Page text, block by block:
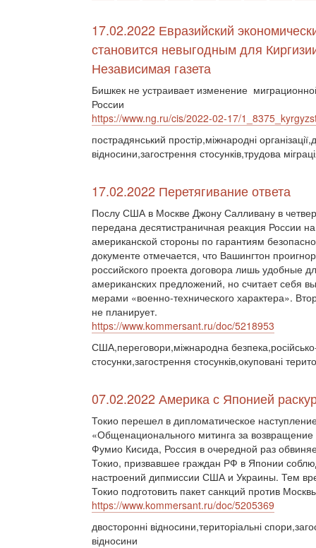
17.02.2022 Евразийский
становится невыгодным для
Независимая газета
Бишкек не устраивает изменение
России
https://www.ng.ru/cis/2022-02-17/
пострадянський простір,міжнародні
відносини,загострення стосунків,трудова
17.02.2022 Перетягивание ответа
Послу США в Москве Джону Салливану в
передана десятистраничная реакция России
американской стороны по гарантиям
документе отмечается, что Вашингтон
российского проекта договора лишь удобные
американских предложений, но считает себя
мерами «военно-технического характера».
не планирует.
https://www.kommersant.ru/doc/5218953
США,переговори,міжнародна безпека,російсько-
стосунки,загострення стосунків,окуповані
07.02.2022 Америка с Японией
Токио перешел в дипломатическое
«Общенационального митинга за
Фумио Кисида, Россия в очередной раз
Токио, призвавшее граждан РФ в Японии
настроений дипмиссии США и Украины. Тем
Токио подготовить пакет санкций против
https://www.kommersant.ru/doc/5205369
двосторонні відносини,територіальні
відносини